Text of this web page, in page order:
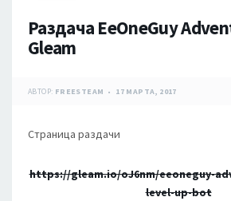
Раздача EeOneGuy
Gleam
АВТОР: FREESTEAM 17 МАРТА, 2017
Страница раздачи
https://gleam.io/oJ6nm/eeoneguy-
level-up-bot